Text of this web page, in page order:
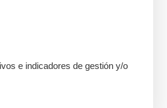
e indicadores de gestión y/o